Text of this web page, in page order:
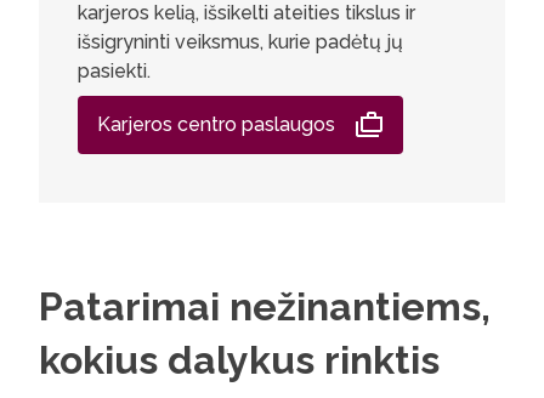
karjeros kelią, išsikelti ateities tikslus ir
išsigryninti veiksmus, kurie padėtų jų
pasiekti.
Karjeros centro paslaugos
Patarimai nežinantiems,
kokius dalykus rinktis